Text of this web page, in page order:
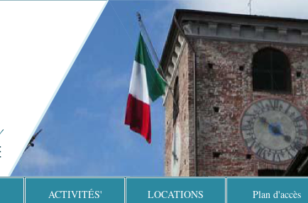
ACTIVITÉS' LOCATIONS Plan d'accès